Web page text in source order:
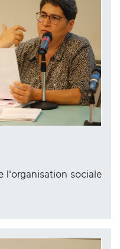
l'organisation sociale